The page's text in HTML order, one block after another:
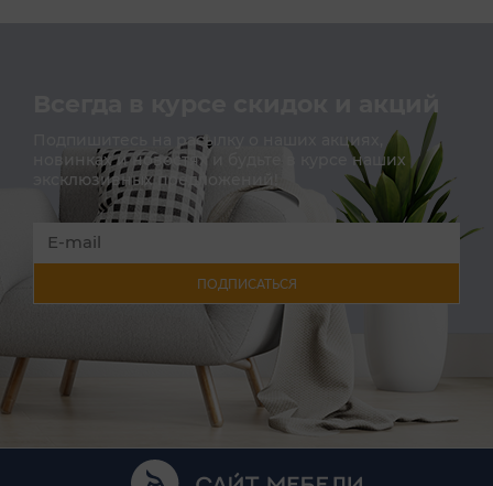
Всегда в курсе скидок и акций
Подпишитесь на расылку о наших акциях,
новинках и новостях и будьте в курсе наших
эксклюзивных предложений!
ПОДПИСАТЬСЯ